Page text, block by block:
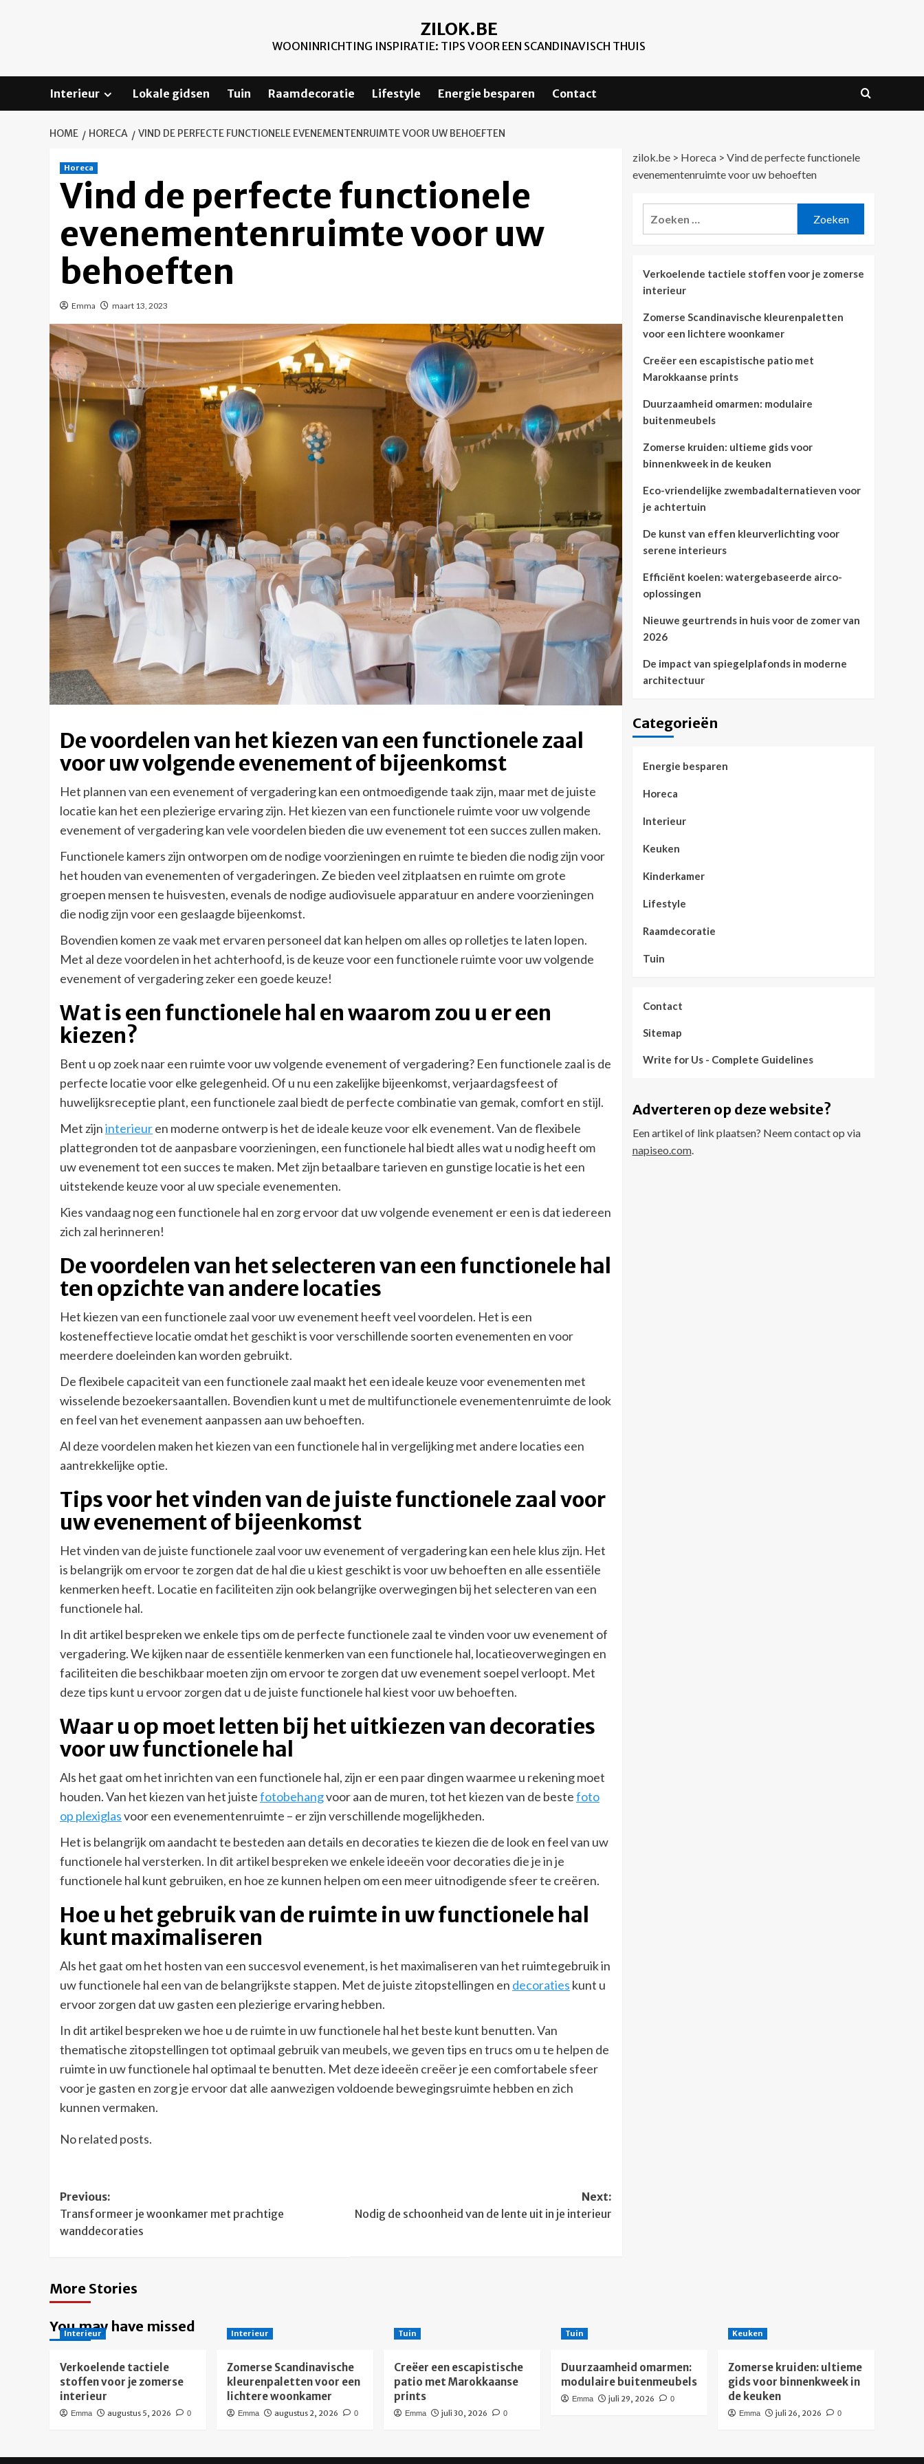
ZILOK.BE
WOONINRICHTING INSPIRATIE: TIPS VOOR EEN SCANDINAVISCH THUIS
Interieur Lokale gidsen Tuin Raamdecoratie Lifestyle Energie besparen Contact
HOME HORECA VIND DE PERFECTE FUNCTIONELE EVENEMENTENRUIMTE VOOR UW BEHOEFTEN
Horeca
Vind de perfecte functionele
evenementenruimte voor uw
behoeften
Emma maart 13, 2023
De voordelen van het kiezen van een functionele zaal
voor uw volgende evenement of bijeenkomst
Het plannen van een evenement of vergadering kan een ontmoedigende taak zijn, maar met de juiste
locatie kan het een plezierige ervaring zijn. Het kiezen van een functionele ruimte voor uw volgende
evenement of vergadering kan vele voordelen bieden die uw evenement tot een succes zullen maken.
Functionele kamers zijn ontworpen om de nodige voorzieningen en ruimte te bieden die nodig zijn voor
het houden van evenementen of vergaderingen. Ze bieden veel zitplaatsen en ruimte om grote
groepen mensen te huisvesten, evenals de nodige audiovisuele apparatuur en andere voorzieningen
die nodig zijn voor een geslaagde bijeenkomst.
Bovendien komen ze vaak met ervaren personeel dat kan helpen om alles op rolletjes te laten lopen.
Met al deze voordelen in het achterhoofd, is de keuze voor een functionele ruimte voor uw volgende
evenement of vergadering zeker een goede keuze!
Wat is een functionele hal en waarom zou u er een
kiezen?
Bent u op zoek naar een ruimte voor uw volgende evenement of vergadering? Een functionele zaal is de
perfecte locatie voor elke gelegenheid. Of u nu een zakelijke bijeenkomst, verjaardagsfeest of
huwelijksreceptie plant, een functionele zaal biedt de perfecte combinatie van gemak, comfort en stijl.
Met zijninterieuren moderne ontwerp is het de ideale keuze voor elk evenement. Van de flexibele
plattegronden tot de aanpasbare voorzieningen, een functionele hal biedt alles wat u nodig heeft om
uw evenement tot een succes te maken. Met zijn betaalbare tarieven en gunstige locatie is het een
uitstekende keuze voor al uw speciale evenementen.
Kies vandaag nog een functionele hal en zorg ervoor dat uw volgende evenement er een is dat iedereen
zich zal herinneren!
De voordelen van het selecteren van een functionele hal
ten opzichte van andere locaties
Het kiezen van een functionele zaal voor uw evenement heeft veel voordelen. Het is een
kosteneffectieve locatie omdat het geschikt is voor verschillende soorten evenementen en voor
meerdere doeleinden kan worden gebruikt.
De flexibele capaciteit van een functionele zaal maakt het een ideale keuze voor evenementen met
wisselende bezoekersaantallen. Bovendien kunt u met de multifunctionele evenementenruimte de look
en feel van het evenement aanpassen aan uw behoeften.
Al deze voordelen maken het kiezen van een functionele hal in vergelijking met andere locaties een
aantrekkelijke optie.
Tips voor het vinden van de juiste functionele zaal voor
uw evenement of bijeenkomst
Het vinden van de juiste functionele zaal voor uw evenement of vergadering kan een hele klus zijn. Het
is belangrijk om ervoor te zorgen dat de hal die u kiest geschikt is voor uw behoeften en alle essentiële
kenmerken heeft. Locatie en faciliteiten zijn ook belangrijke overwegingen bij het selecteren van een
functionele hal.
In dit artikel bespreken we enkele tips om de perfecte functionele zaal te vinden voor uw evenement of
vergadering. We kijken naar de essentiële kenmerken van een functionele hal, locatieoverwegingen en
faciliteiten die beschikbaar moeten zijn om ervoor te zorgen dat uw evenement soepel verloopt. Met
deze tips kunt u ervoor zorgen dat u de juiste functionele hal kiest voor uw behoeften.
Waar u op moet letten bij het uitkiezen van decoraties
voor uw functionele hal
Als het gaat om het inrichten van een functionele hal, zijn er een paar dingen waarmee u rekening moet
houden. Van het kiezen van het juistefotobehangvoor aan de muren, tot het kiezen van de bestefoto
op plexiglasvoor een evenementenruimte – er zijn verschillende mogelijkheden.
Het is belangrijk om aandacht te besteden aan details en decoraties te kiezen die de look en feel van uw
functionele hal versterken. In dit artikel bespreken we enkele ideeën voor decoraties die je in je
functionele hal kunt gebruiken, en hoe ze kunnen helpen om een meer uitnodigende sfeer te creëren.
Hoe u het gebruik van de ruimte in uw functionele hal
kunt maximaliseren
Als het gaat om het hosten van een succesvol evenement, is het maximaliseren van het ruimtegebruik in
uw functionele hal een van de belangrijkste stappen. Met de juiste zitopstellingen en decoraties kunt u
ervoor zorgen dat uw gasten een plezierige ervaring hebben.
In dit artikel bespreken we hoe u de ruimte in uw functionele hal het beste kunt benutten. Van
thematische zitopstellingen tot optimaal gebruik van meubels, we geven tips en trucs om u te helpen de
ruimte in uw functionele hal optimaal te benutten. Met deze ideeën creëer je een comfortabele sfeer
voor je gasten en zorg je ervoor dat alle aanwezigen voldoende bewegingsruimte hebben en zich
kunnen vermaken.
No related posts.
Post
navigation
Previous:
Transformeer je woonkamer met prachtige
wanddecoraties
Next:
Nodig de schoonheid van de lente uit in je interieur
More Stories
zilok.be> Horeca> Vind de perfecte functionele
evenementenruimte voor uw behoeften
Verkoelende tactiele stoffen voor je zomerse
interieur
Zomerse Scandinavische kleurenpaletten
voor een lichtere woonkamer
Creëer een escapistische patio met
Marokkaanse prints
Duurzaamheid omarmen: modulaire
buitenmeubels
Zomerse kruiden: ultieme gids voor
binnenkweek in de keuken
Eco-vriendelijke zwembadalternatieven voor
je achtertuin
De kunst van effen kleurverlichting voor
serene interieurs
Efficiënt koelen: watergebaseerde airco-
oplossingen
Nieuwe geurtrends in huis voor de zomer van
2026
De impact van spiegelplafonds in moderne
architectuur
Categorieën
Energie besparen
Horeca
Interieur
Keuken
Kinderkamer
Lifestyle
Raamdecoratie
Tuin
Contact
Sitemap
Write for Us - Complete Guidelines
Adverteren op deze website?
Een artikel of link plaatsen? Neem contact op via
napiseo.com.
You may have missed
Interieur
Verkoelende tactiele
stoffen voor je zomerse
interieur
Emma augustus 5, 2026 0
Interieur
Zomerse Scandinavische
kleurenpaletten voor een
lichtere woonkamer
Emma augustus 2, 2026 0
Tuin
Creëer een escapistische
patio met Marokkaanse
prints
Emma juli 30, 2026 0
Tuin
Duurzaamheid omarmen:
modulaire buitenmeubels
Emma juli 29, 2026 0
Keuken
Zomerse kruiden: ultieme
gids voor binnenkweek in
de keuken
Emma juli 26, 2026 0